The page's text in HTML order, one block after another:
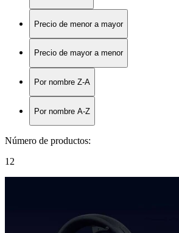
Precio de menor a mayor
Precio de mayor a menor
Por nombre Z-A
Por nombre A-Z
Número de productos:
12